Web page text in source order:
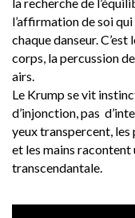
l’affirmation de soi
chaque danseur.
corps, la percussion
airs.
Le Krump se vit
d’injonction, pas
yeux transpercent,
et les mains racontent
transcendantale.